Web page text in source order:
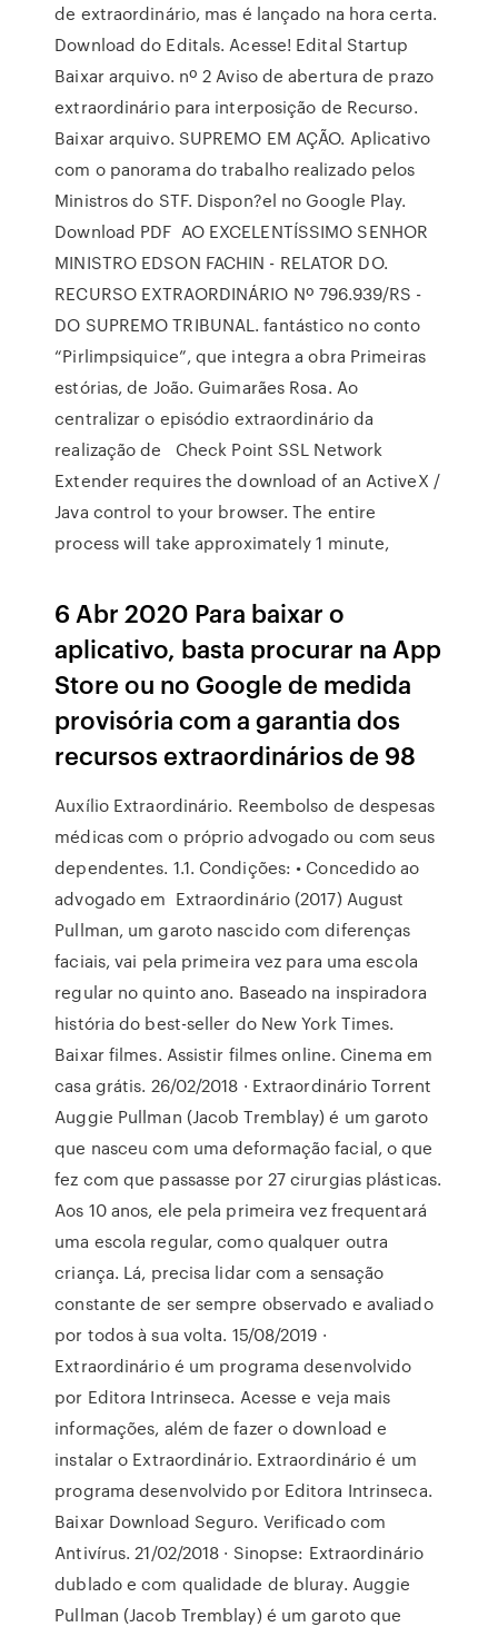
de extraordinário, mas é lançado na hora certa.
Download do Editals. Acesse! Edital Startup
Baixar arquivo. nº 2 Aviso de abertura de prazo
extraordinário para interposição de Recurso.
Baixar arquivo. SUPREMO EM AÇÃO. Aplicativo
com o panorama do trabalho realizado pelos
Ministros do STF. Dispon?el no Google Play.
Download PDF AO EXCELENTÍSSIMO SENHOR
MINISTRO EDSON FACHIN - RELATOR DO.
RECURSO EXTRAORDINÁRIO Nº 796.939/RS -
DO SUPREMO TRIBUNAL. fantástico no conto
“Pirlimpsiquice”, que integra a obra Primeiras
estórias, de João. Guimarães Rosa. Ao
centralizar o episódio extraordinário da
realização de Check Point SSL Network
Extender requires the download of an ActiveX /
Java control to your browser. The entire
process will take approximately 1 minute,
6 Abr 2020 Para baixar o
aplicativo, basta procurar na App
Store ou no Google de medida
provisória com a garantia dos
recursos extraordinários de 98
Auxílio Extraordinário. Reembolso de despesas
médicas com o próprio advogado ou com seus
dependentes. 1.1. Condições: • Concedido ao
advogado em Extraordinário (2017) August
Pullman, um garoto nascido com diferenças
faciais, vai pela primeira vez para uma escola
regular no quinto ano. Baseado na inspiradora
história do best-seller do New York Times.
Baixar filmes. Assistir filmes online. Cinema em
casa grátis. 26/02/2018 · Extraordinário Torrent
Auggie Pullman (Jacob Tremblay) é um garoto
que nasceu com uma deformação facial, o que
fez com que passasse por 27 cirurgias plásticas.
Aos 10 anos, ele pela primeira vez frequentará
uma escola regular, como qualquer outra
criança. Lá, precisa lidar com a sensação
constante de ser sempre observado e avaliado
por todos à sua volta. 15/08/2019 ·
Extraordinário é um programa desenvolvido
por Editora Intrinseca. Acesse e veja mais
informações, além de fazer o download e
instalar o Extraordinário. Extraordinário é um
programa desenvolvido por Editora Intrinseca.
Baixar Download Seguro. Verificado com
Antivírus. 21/02/2018 · Sinopse: Extraordinário
dublado e com qualidade de bluray. Auggie
Pullman (Jacob Tremblay) é um garoto que